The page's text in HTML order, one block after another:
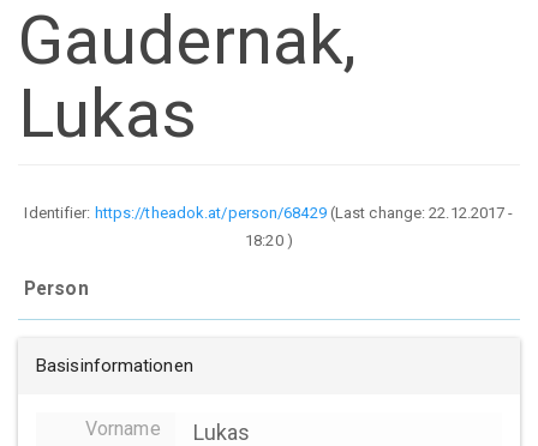
Gaudernak,
Lukas
Identifier: https://theadok.at/person/68429(Last change:22.12.2017 -
18:20)
Person
Basisinformationen
Vorname Lukas